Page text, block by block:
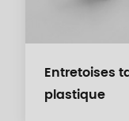
Entretoises
plastique